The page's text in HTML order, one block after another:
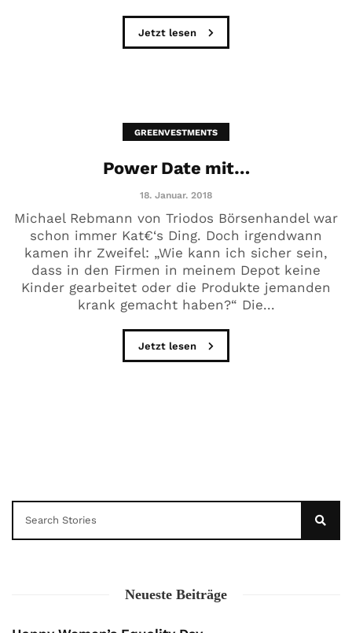
Jetzt lesen
GREENVESTMENTS
Power Date mit…
18. Januar. 2018
Michael Rebmann von Triodos Börsenhandel war
schon immer Kat€‘s Ding. Doch irgendwann
kamen ihr Zweifel: „Wie kann ich sicher sein,
dass in den Firmen in meinem Depot keine
Kinder gearbeitet oder die Produkte jemanden
krank gemacht haben?“ Die...
Jetzt lesen
Neueste Beiträge